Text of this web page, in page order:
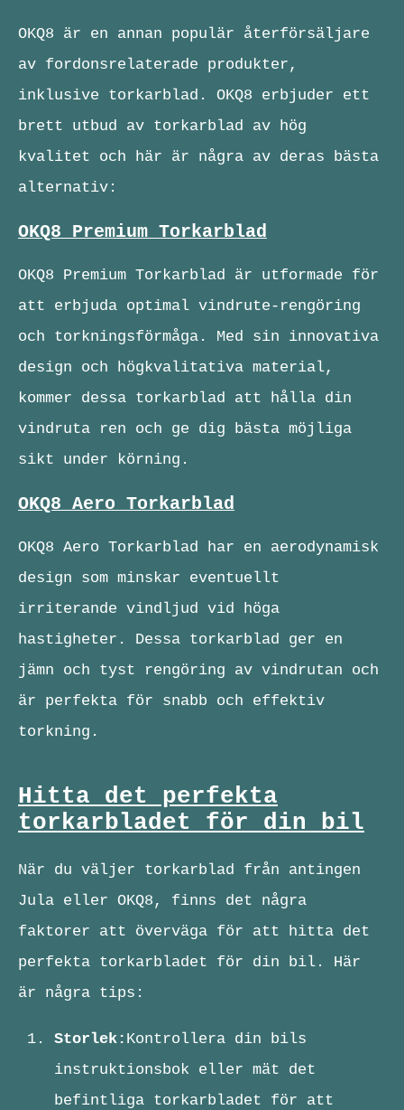
OKQ8 är en annan populär återförsäljare
av fordonsrelaterade produkter,
inklusive torkarblad. OKQ8 erbjuder ett
brett utbud av torkarblad av hög
kvalitet och här är några av deras bästa
alternativ:
OKQ8 Premium Torkarblad
OKQ8 Premium Torkarblad är utformade för
att erbjuda optimal vindrute-rengöring
och torkningsförmåga. Med sin innovativa
design och högkvalitativa material,
kommer dessa torkarblad att hålla din
vindruta ren och ge dig bästa möjliga
sikt under körning.
OKQ8 Aero Torkarblad
OKQ8 Aero Torkarblad har en aerodynamisk
design som minskar eventuellt
irriterande vindljud vid höga
hastigheter. Dessa torkarblad ger en
jämn och tyst rengöring av vindrutan och
är perfekta för snabb och effektiv
torkning.
Hitta det perfekta
torkarbladet för din bil
När du väljer torkarblad från antingen
Jula eller OKQ8, finns det några
faktorer att överväga för att hitta det
perfekta torkarbladet för din bil. Här
är några tips:
Storlek: Kontrollera din bils
instruktionsbok eller mät det
befintliga torkarbladet för att